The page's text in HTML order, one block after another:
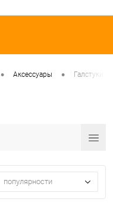
• Аксессуары • Галстуки
популярности